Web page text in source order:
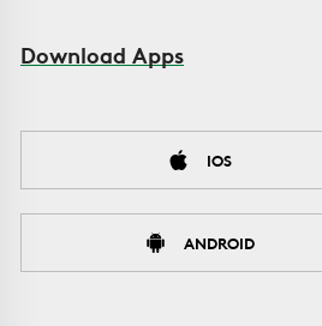
Download Apps
IOS
ANDROID